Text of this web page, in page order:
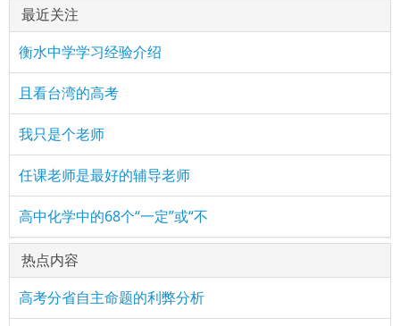
最近关注
衡水中学学习经验介绍
且看台湾的高考
我只是个老师
任课老师是最好的辅导老师
高中化学中的68个“一定”或“不
热点内容
高考分省自主命题的利弊分析